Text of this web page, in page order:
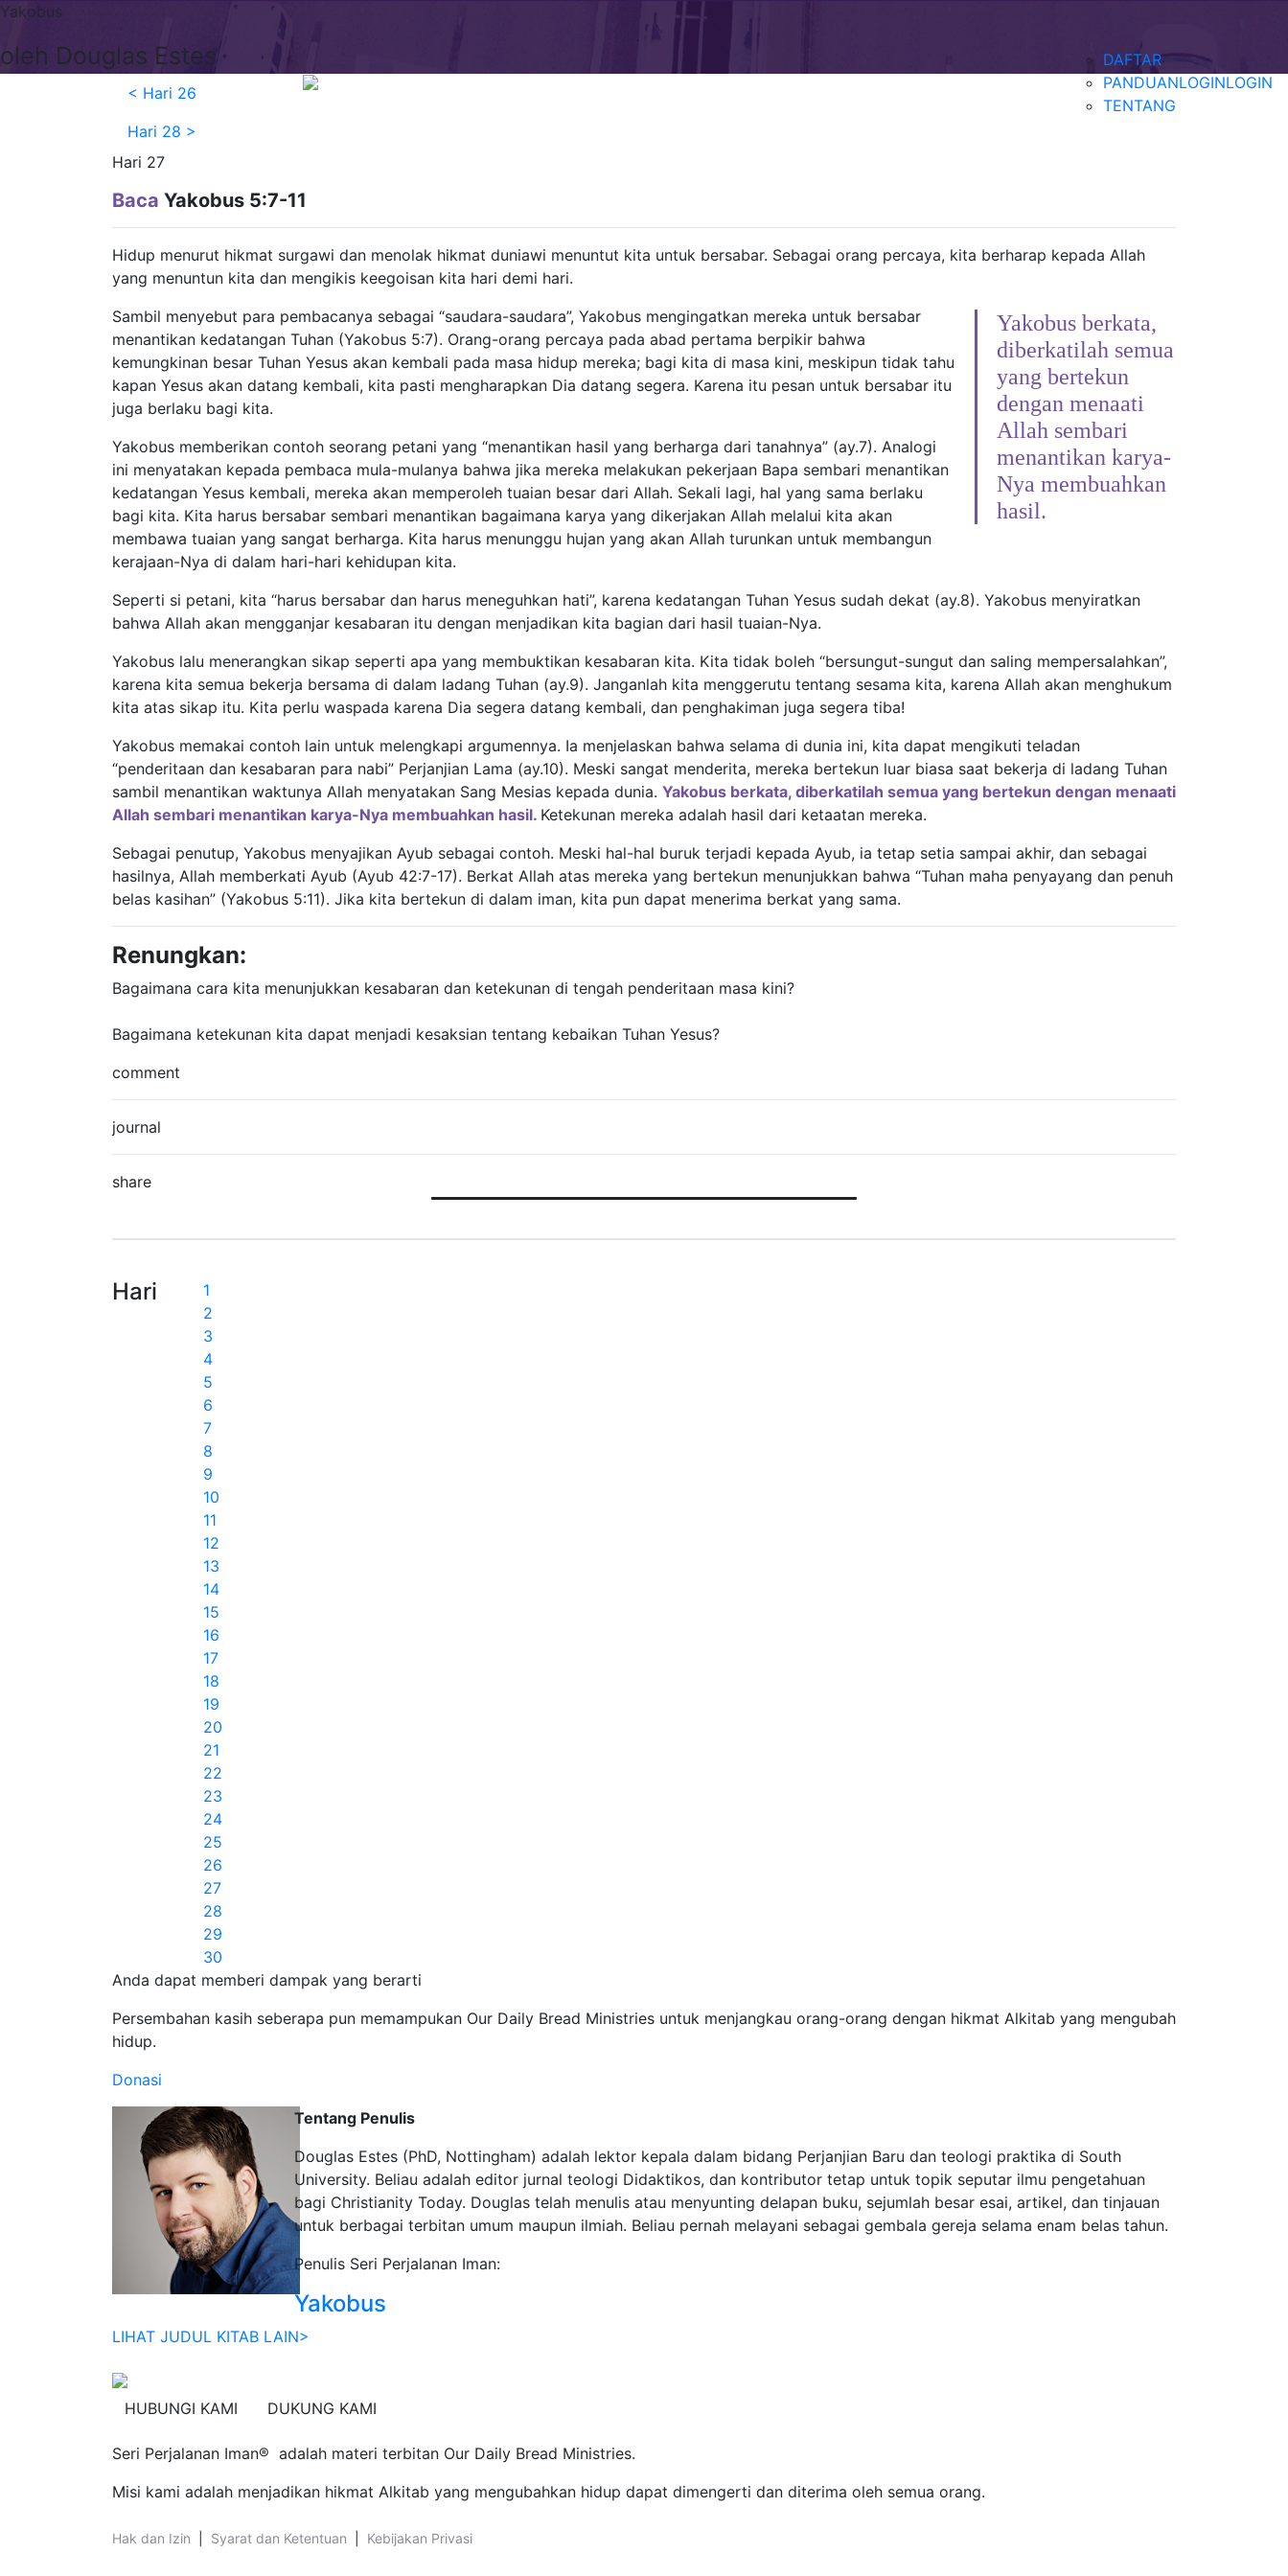
DAFTAR
PANDUAN
TENTANG
LOGINLOGIN
Yakobus
oleh Douglas Estes
< Hari 26
Hari 28 >
Hari 27
Baca Yakobus 5:7-11
Hidup menurut hikmat surgawi dan menolak hikmat duniawi menuntut kita untuk bersabar. Sebagai orang percaya, kita berharap kepada Allah
yang menuntun kita dan mengikis keegoisan kita hari demi hari.
Yakobus berkata,
diberkatilah semua
yang bertekun
dengan menaati
Allah sembari
menantikan karya-
Nya membuahkan
hasil.
Sambil menyebut para pembacanya sebagai “saudara-saudara”, Yakobus mengingatkan mereka untuk bersabar
menantikan kedatangan Tuhan (Yakobus 5:7). Orang-orang percaya pada abad pertama berpikir bahwa
kemungkinan besar Tuhan Yesus akan kembali pada masa hidup mereka; bagi kita di masa kini, meskipun tidak tahu
kapan Yesus akan datang kembali, kita pasti mengharapkan Dia datang segera. Karena itu pesan untuk bersabar itu
juga berlaku bagi kita.
Yakobus memberikan contoh seorang petani yang “menantikan hasil yang berharga dari tanahnya” (ay.7). Analogi
ini menyatakan kepada pembaca mula-mulanya bahwa jika mereka melakukan pekerjaan Bapa sembari menantikan
kedatangan Yesus kembali, mereka akan memperoleh tuaian besar dari Allah. Sekali lagi, hal yang sama berlaku
bagi kita. Kita harus bersabar sembari menantikan bagaimana karya yang dikerjakan Allah melalui kita akan
membawa tuaian yang sangat berharga. Kita harus menunggu hujan yang akan Allah turunkan untuk membangun
kerajaan-Nya di dalam hari-hari kehidupan kita.
Seperti si petani, kita “harus bersabar dan harus meneguhkan hati”, karena kedatangan Tuhan Yesus sudah dekat (ay.8). Yakobus menyiratkan
bahwa Allah akan mengganjar kesabaran itu dengan menjadikan kita bagian dari hasil tuaian-Nya.
Yakobus lalu menerangkan sikap seperti apa yang membuktikan kesabaran kita. Kita tidak boleh “bersungut-sungut dan saling mempersalahkan”,
karena kita semua bekerja bersama di dalam ladang Tuhan (ay.9). Janganlah kita menggerutu tentang sesama kita, karena Allah akan menghukum
kita atas sikap itu. Kita perlu waspada karena Dia segera datang kembali, dan penghakiman juga segera tiba!
Yakobus memakai contoh lain untuk melengkapi argumennya. Ia menjelaskan bahwa selama di dunia ini, kita dapat mengikuti teladan
“penderitaan dan kesabaran para nabi” Perjanjian Lama (ay.10). Meski sangat menderita, mereka bertekun luar biasa saat bekerja di ladang Tuhan
sambil menantikan waktunya Allah menyatakan Sang Mesias kepada dunia. Yakobus berkata, diberkatilah semua yang bertekun dengan menaati
Allah sembari menantikan karya-Nya membuahkan hasil. Ketekunan mereka adalah hasil dari ketaatan mereka.
Sebagai penutup, Yakobus menyajikan Ayub sebagai contoh. Meski hal-hal buruk terjadi kepada Ayub, ia tetap setia sampai akhir, dan sebagai
hasilnya, Allah memberkati Ayub (Ayub 42:7-17). Berkat Allah atas mereka yang bertekun menunjukkan bahwa “Tuhan maha penyayang dan penuh
belas kasihan” (Yakobus 5:11). Jika kita bertekun di dalam iman, kita pun dapat menerima berkat yang sama.
Renungkan:
Bagaimana cara kita menunjukkan kesabaran dan ketekunan di tengah penderitaan masa kini?
Bagaimana ketekunan kita dapat menjadi kesaksian tentang kebaikan Tuhan Yesus?
comment
journal
share
Hari
1
2
3
4
5
6
7
8
9
10
11
12
13
14
15
16
17
18
19
20
21
22
23
24
25
26
27
28
29
30
Anda dapat memberi dampak yang berarti
Persembahan kasih seberapa pun memampukan Our Daily Bread Ministries untuk menjangkau orang-orang dengan hikmat Alkitab yang mengubah
hidup.
Donasi
Tentang Penulis
Douglas Estes (PhD, Nottingham) adalah lektor kepala dalam bidang Perjanjian Baru dan teologi praktika di South
University. Beliau adalah editor jurnal teologi Didaktikos, dan kontributor tetap untuk topik seputar ilmu pengetahuan
bagi Christianity Today. Douglas telah menulis atau menyunting delapan buku, sejumlah besar esai, artikel, dan tinjauan
untuk berbagai terbitan umum maupun ilmiah. Beliau pernah melayani sebagai gembala gereja selama enam belas tahun.
Penulis Seri Perjalanan Iman:
Yakobus
LIHAT JUDUL KITAB LAIN>
HUBUNGI KAMI DUKUNG KAMI
Seri Perjalanan Iman® adalah materi terbitan Our Daily Bread Ministries.
Misi kami adalah menjadikan hikmat Alkitab yang mengubahkan hidup dapat dimengerti dan diterima oleh semua orang.
Hak dan Izin Syarat dan Ketentuan Kebijakan Privasi